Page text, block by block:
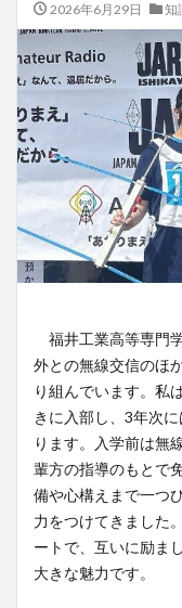
2026年6月29日 知
福井工業高等専門
外との無線交信のほ
り組んでいます。私
きに入部し、3年次
ります。入学前は無
輩方の指導のもとで
備や心構えまで一つ
力をつけてきました
ートで、互いに励ま
大きな魅力です。